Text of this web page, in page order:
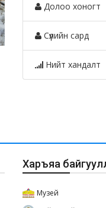
Ажлын байрны зар
2025-08-25
Долоо хоногт
Сүүлийн сард
Нийт хандалт
Харъяа
Музей